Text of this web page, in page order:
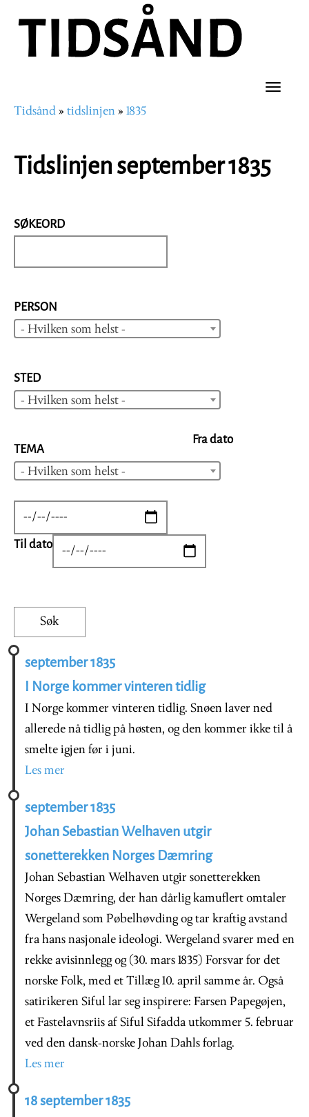
hovedinnhold
Toggle
Navigasjonssti
Tidsånd tidslinjen 1835
Tidslinjen september 1835
SØKEORD
PERSON
- Hvilken som helst -
STED
- Hvilken som helst -
TEMA
- Hvilken som helst -
Fra dato
DATE
Til dato DATE
september 1835
I Norge kommer vinteren tidlig
I Norge kommer vinteren tidlig. Snøen laver ned
allerede nå tidlig på høsten, og den kommer ikke til å
smelte igjen før i juni.
Les mer
september 1835
Johan Sebastian Welhaven utgir
sonetterekken Norges Dæmring
Johan Sebastian Welhaven utgir sonetterekken
Norges Dæmring, der han dårlig kamuflert omtaler
Wergeland som Pøbelhøvding og tar kraftig avstand
fra hans nasjonale ideologi. Wergeland svarer med en
rekke avisinnlegg og (30. mars 1835) Forsvar for det
norske Folk, med et Tillæg 10. april samme år. Også
satirikeren Siful lar seg inspirere: Farsen Papegøjen,
et Fastelavnsriis af Siful Sifadda utkommer 5. februar
ved den dansk-norske Johan Dahls forlag.
Les mer
18 september 1835